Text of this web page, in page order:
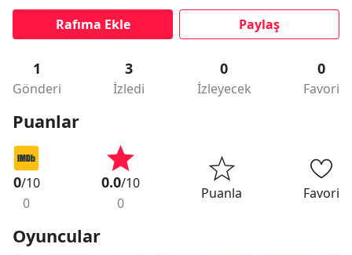
Rafıma Ekle Paylaş
1
Gönderi
3
İzledi
0
İzleyecek
0
Favori
Puanlar
0/10
0
0.0/10
0
Puanla Favori
Oyuncular